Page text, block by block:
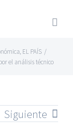
, EL PAÍS /
el análisis técnico
Siguiente